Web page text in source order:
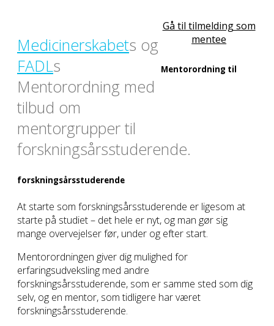
Medicinerskabets og
FADLs
Mentorordning med
tilbud om
mentorgrupper til
forskningsårsstuderende.
Gå til tilmelding som
mentee
Mentorordning til
forskningsårsstuderende
At starte som forskningsårsstuderende er ligesom at
starte på studiet – det hele er nyt, og man gør sig
mange overvejelser før, under og efter start.
Mentorordningen giver dig mulighed for
erfaringsudveksling med andre
forskningsårsstuderende, som er samme sted som dig
selv, og en mentor, som tidligere har været
forskningsårsstuderende.